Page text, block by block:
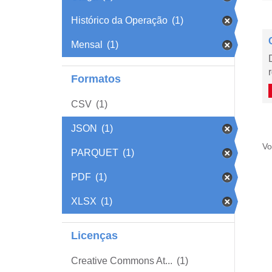
Histórico da Operação (1)
Mensal (1)
Formatos
CSV (1)
JSON (1)
PARQUET (1)
PDF (1)
XLSX (1)
Licenças
Creative Commons At... (1)